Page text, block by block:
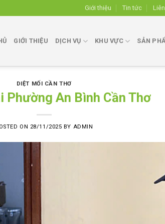
Giới thiệu Tin tức
GIỚI THIỆU DỊCH VỤ KHU VỰC SẢN
DIỆT MỐI CẦN THƠ
Phường An Bình Cần Thơ
ON 28/11/2025 BY ADMIN